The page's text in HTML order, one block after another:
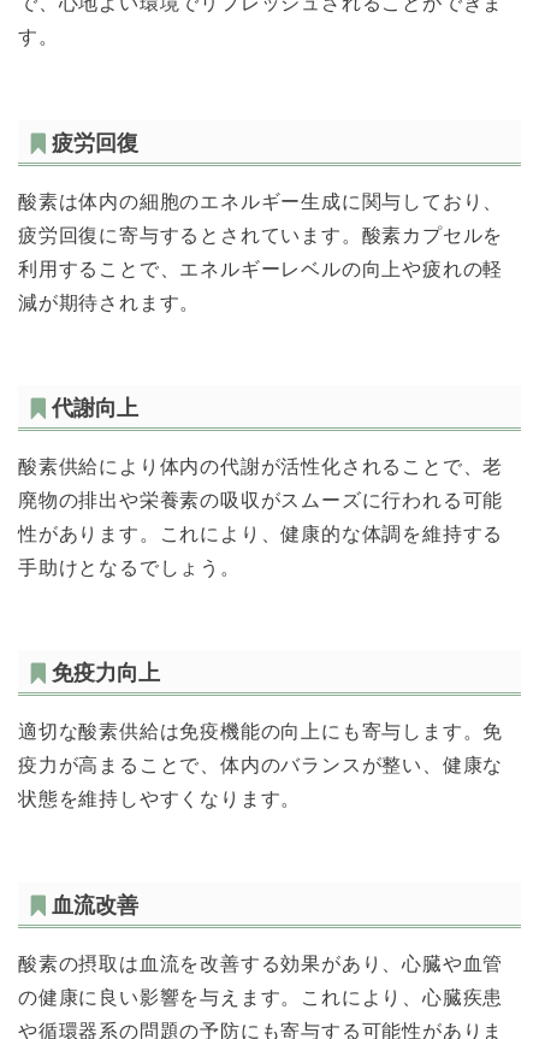
す。
疲労回復
酸素は体内の細胞のエネルギー生成に関与しており、
疲労回復に寄与するとされています。酸素カプセルを
利用することで、エネルギーレベルの向上や疲れの軽
減が期待されます。
代謝向上
酸素供給により体内の代謝が活性化されることで、老
廃物の排出や栄養素の吸収がスムーズに行われる可能
性があります。これにより、健康的な体調を維持する
手助けとなるでしょう。
免疫力向上
適切な酸素供給は免疫機能の向上にも寄与します。免
疫力が高まることで、体内のバランスが整い、健康な
状態を維持しやすくなります。
血流改善
酸素の摂取は血流を改善する効果があり、心臓や血管
の健康に良い影響を与えます。これにより、心臓疾患
や循環器系の問題の予防にも寄与する可能性がありま